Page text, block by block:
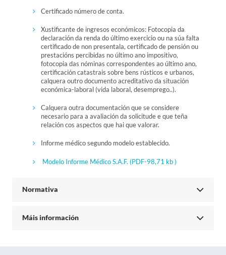
Certificado número de conta.
Xustificante de ingresos económicos: Fotocopia da
declaración da renda do último exercicio ou na súa falta
certificado de non presentala, certificado de pensión ou
prestacións percibidas no último ano impositivo,
fotocopia das nóminas correspondentes ao último ano,
certificación catastrais sobre bens rústicos e urbanos,
calquera outro documento acreditativo da situación
económica-laboral (vida laboral, desemprego..).
Calquera outra documentación que se considere
necesario para a avaliación da solicitude e que teña
relación cos aspectos que hai que valorar.
Informe médico segundo modelo establecido.
Modelo Informe Médico S.A.F. (PDF-98,71 kb )
Normativa
Máis información